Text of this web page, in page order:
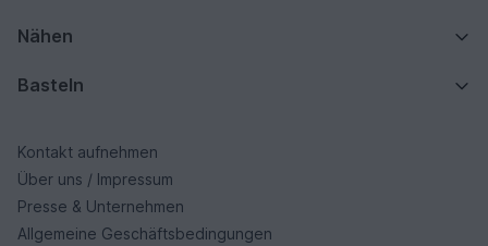
Nähen
Basteln
Kontakt aufnehmen
Über uns / Impressum
Presse & Unternehmen
Allgemeine Geschäftsbedingungen